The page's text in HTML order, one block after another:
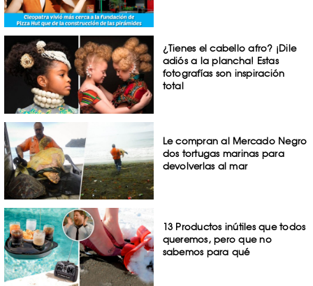
¿Tienes el cabello afro? ¡Dile
adiós a la plancha! Estas
fotografías son inspiración
total
Le compran al Mercado Negro
dos tortugas marinas para
devolverlas al mar
13 Productos inútiles que todos
queremos, pero que no
sabemos para qué